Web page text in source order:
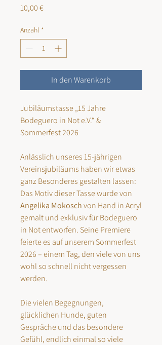
10,00 €Preis
Anzahl *
In den Warenkorb
Jubiläumstasse „15 Jahre
Bodeguero in Not e.V.“ &
Sommerfest 2026
Anlässlich unseres 15-jährigen
Vereinsjubiläums haben wir etwas
ganz Besonderes gestalten lassen:
Das Motiv dieser Tasse wurde von
Angelika Mokoschvon Hand in Acryl
gemalt und exklusiv für Bodeguero
in Not entworfen. Seine Premiere
feierte es auf unserem Sommerfest
2026 – einem Tag, den viele von uns
wohl so schnell nicht vergessen
werden.
Die vielen Begegnungen,
glücklichen Hunde, guten
Gespräche und das besondere
Gefühl, endlich einmal so viele